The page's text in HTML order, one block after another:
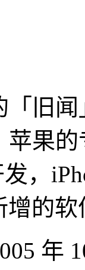
「旧
苹果
，
增的
年